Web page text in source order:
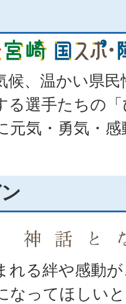
候、温かい県
る選手たちの
元気・勇気・
れる絆や感動
なってほしい